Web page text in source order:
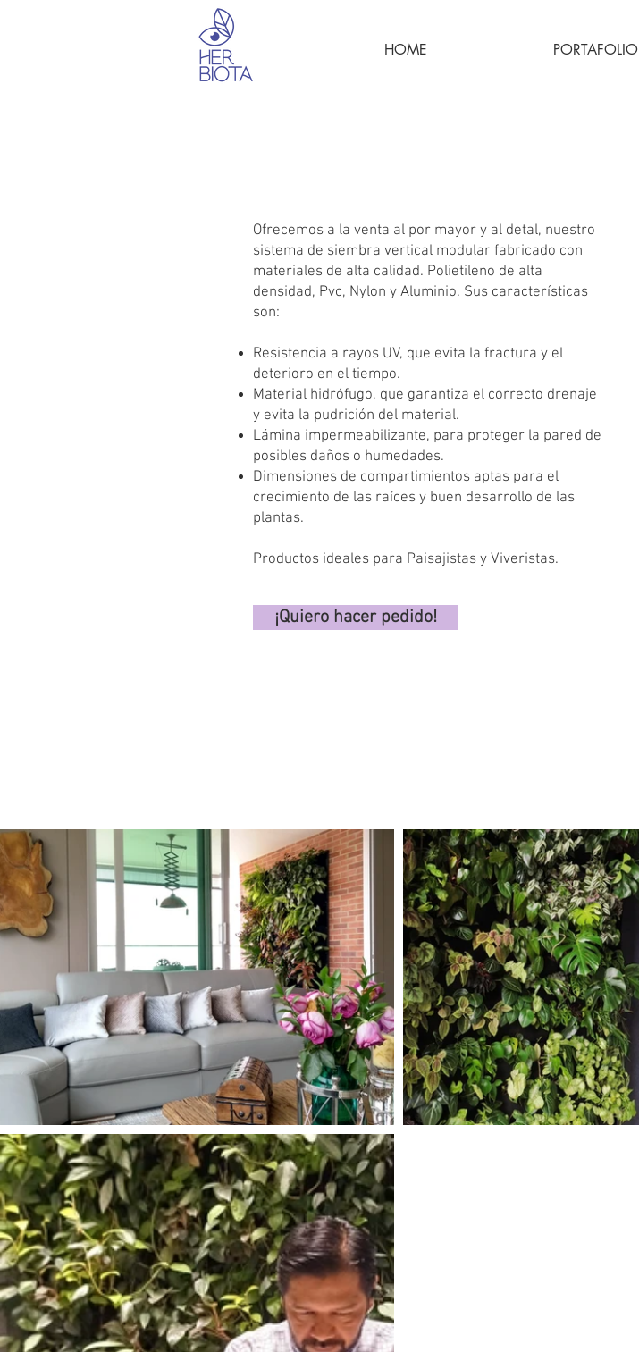
HOME PORTAFOLIO
Ofrecemos a la venta al por mayor y al detal, nuestro
sistema de siembra vertical modular fabricado con
materiales de alta calidad. Polietileno de alta
densidad, Pvc, Nylon y Aluminio. Sus características
son:
Resistencia a rayos UV, que evita la fractura y el
deterioro en el tiempo.
Material hidrófugo, que garantiza el correcto drenaje
y evita la pudrición del material.
Lámina impermeabilizante, para proteger la pared de
posibles daños o humedades.
Dimensiones de compartimientos aptas para el
crecimiento de las raíces y buen desarrollo de las
plantas.
Productos ideales para Paisajistas y Viveristas.
¡Quiero hacer pedido!